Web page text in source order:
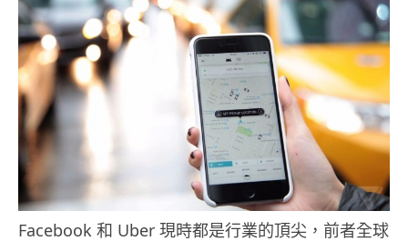
Facebook 和 Uber 現時都是行業的頂尖，前者全球